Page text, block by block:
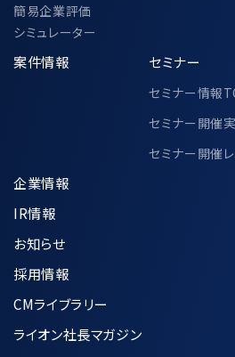
中小企業庁、一般社団法
協会、その他各公的機関
同利用に関して、別途以下
https://www.ma-
policy/joint-use/
必要な範囲内で正確か
保つように努めます。
簡易企業評価
シミュレーター
案件情報 セミナー
セミナー情報
セミナー開催
セミナー開催
企業情報
IR情報
お知らせ
採用情報
CMライブラリー
ライオン社長マガジン